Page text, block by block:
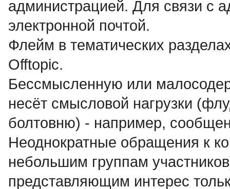
администрацией. Для связи с
электронной почтой.
Флейм в тематических
Offtopic.
Бессмысленнyю или
несёт смысловой нагрузки
болтовню) - например,
Неоднократные обращения к
небольшим группам
представляющим интерес